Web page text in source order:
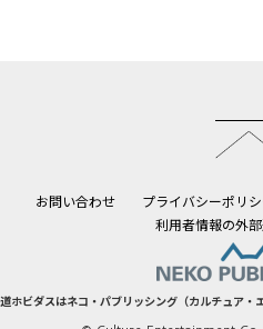
お問い合わせ プライバシーポリ
利用者情報の外
ホビダスはネコ・パブリッシング（カルチュア・